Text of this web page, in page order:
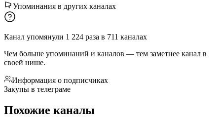
Упоминания в других каналах
Канал упомянули 1 224 раза в 711 каналах
Чем больше упоминаний и каналов — тем заметнее канал в
своей нише.
Информация о подписчиках
Закупы в телеграме
Похожие каналы